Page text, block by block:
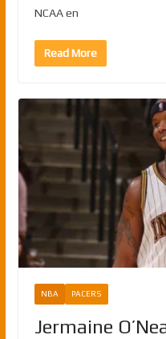
NCAA en
Read More
NBA PACERS
Jermaine